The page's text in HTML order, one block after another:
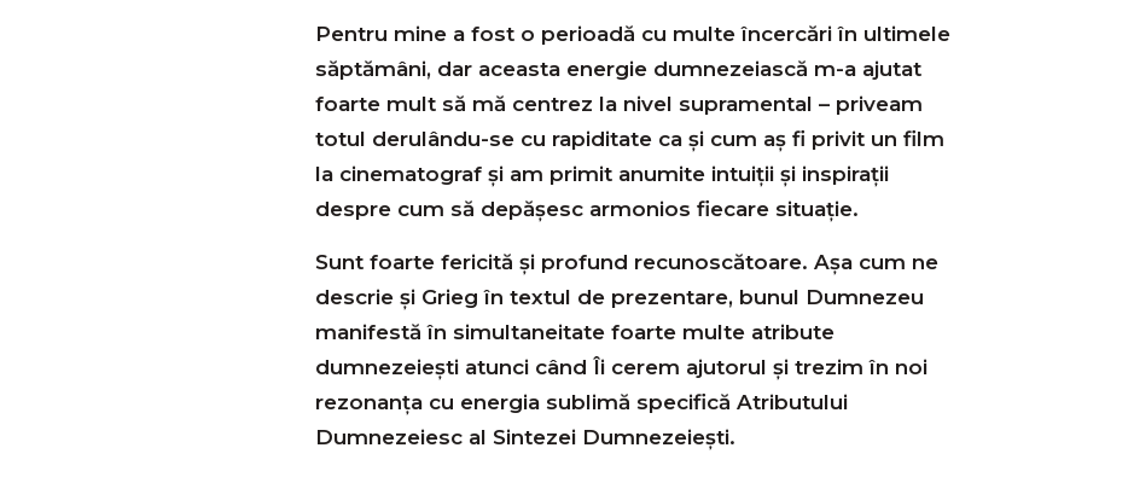
Pentru mine a fost o perioadă cu multe încercări în ultimele
săptămâni, dar aceasta energie dumnezeiască m-a ajutat
foarte mult să mă centrez la nivel supramental – priveam
totul derulându-se cu rapiditate ca și cum aș fi privit un film
la cinematograf și am primit anumite intuiții și inspirații
despre cum să depășesc armonios fiecare situație.
Sunt foarte fericită și profund recunoscătoare. Așa cum ne
descrie și Grieg în textul de prezentare, bunul Dumnezeu
manifestă în simultaneitate foarte multe atribute
dumnezeiești atunci când Îi cerem ajutorul și trezim în noi
rezonanța cu energia sublimă specifică Atributului
Dumnezeiesc al Sintezei Dumnezeiești.